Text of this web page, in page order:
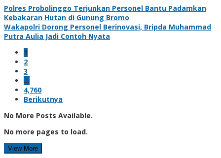
Polres Probolinggo Terjunkan Personel Bantu Padamkan
Kebakaran Hutan di Gunung Bromo
Wakapolri Dorong Personel Berinovasi, Bripda Muhammad
Putra Aulia Jadi Contoh Nyata
1
2
3
…
4,760
Berikutnya
No More Posts Available.
No more pages to load.
View More